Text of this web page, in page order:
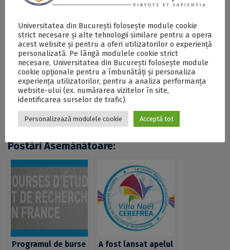
din Bucureștipot fi consultateaicișiaici.
SECŢIUNE ACCESIBILIZATĂ PENTRU
PERSOANELE CU DIZABILITĂŢI DE VEDERE
Apel la candidaturi pentru burse ale Guvernului
francez dedicate doctoranzilor în științe sociale ai
Postări Asemănătoare:
Programul de burse
A fost lansat apelul
Universitatea din București folosește module cookie
strict necesare și alte tehnologii similare pentru a opera
acest website și pentru a oferi utilizatorilor o experiență
personalizată. Pe lângă modulele cookie strict
necesare, Universitatea din București folosește module
cookie opționale pentru a îmbunătăți și personaliza
experiența utilizatorilor, pentru a analiza performanța
website-ului (ex. numărarea vizitelor în site,
identificarea surselor de trafic).
Personalizează modulele cookie Acceptă tot